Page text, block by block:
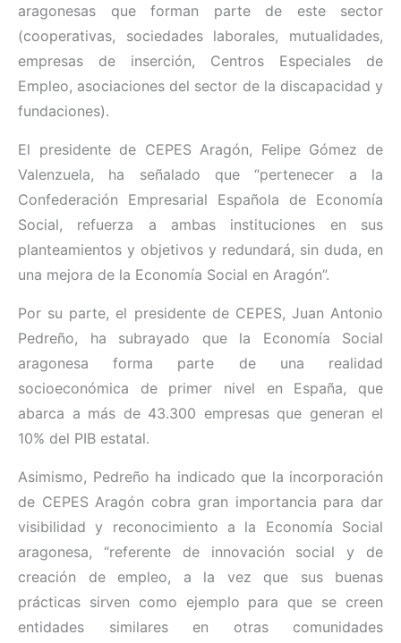
aragonesas que forman parte de este sector
(cooperativas, sociedades laborales, mutualidades,
empresas de inserción, Centros Especiales de
Empleo, asociaciones del sector de la discapacidad y
fundaciones).
El presidente de CEPES Aragón, Felipe Gómez de
Valenzuela, ha señalado que “pertenecer a la
Confederación Empresarial Española de Economía
Social, refuerza a ambas instituciones en sus
planteamientos y objetivos y redundará, sin duda, en
una mejora de la Economía Social en Aragón”.
Por su parte, el presidente de CEPES, Juan Antonio
Pedreño, ha subrayado que la Economía Social
aragonesa forma parte de una realidad
socioeconómica de primer nivel en España, que
abarca a más de 43.300 empresas que generan el
10% del PIB estatal.
Asimismo, Pedreño ha indicado que la incorporación
de CEPES Aragón cobra gran importancia para dar
visibilidad y reconocimiento a la Economía Social
aragonesa, “referente de innovación social y de
creación de empleo, a la vez que sus buenas
prácticas sirven como ejemplo para que se creen
entidades similares en otras comunidades